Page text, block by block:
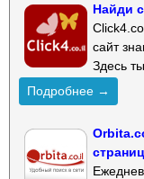
Найди
сайт
Здесь
Подробнее →